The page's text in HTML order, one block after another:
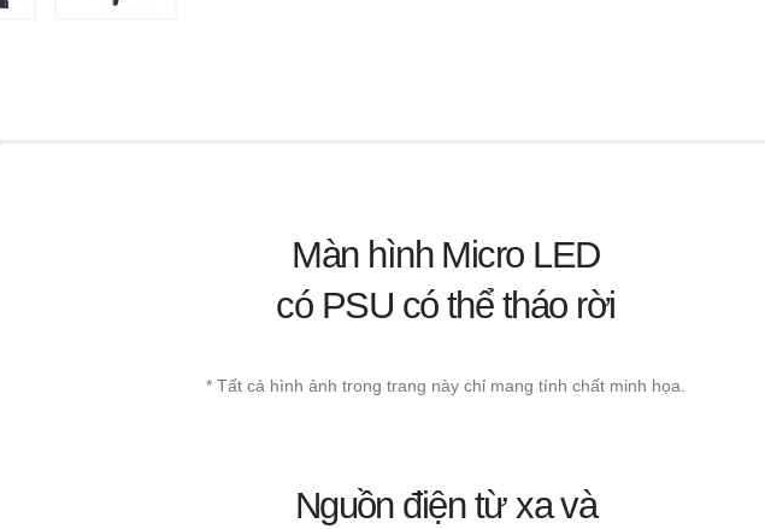
Màn hình Micro LED
có PSU có thể tháo rời
* Tất cả hình ảnh trong trang này chỉ mang tính chất minh họa.
Nguồn điện từ xa và